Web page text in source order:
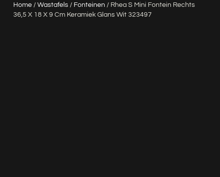
Home/ Wastafels/ Fonteinen / Rhea S Mini Fontein Rechts
36,5 X 18 X 9 Cm Keramiek Glans Wit 323497